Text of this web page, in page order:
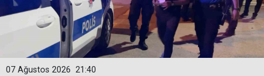
21:40
07 Ağustos 2026